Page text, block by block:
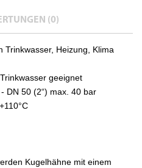
(0)
Trinkwasser, Heizung, Klima
geeignet
DN 50 (2“) max. 40 bar
Kugelhähne mit einem